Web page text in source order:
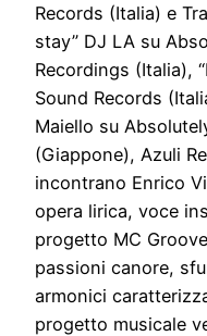
Records (Italia) e
stay” DJ LA su
Recordings (Italia),
Sound Records
Maiello su
(Giappone), Azuli
incontrano Enrico
opera lirica, voce
progetto MC
passioni canore,
armonici
progetto musicale